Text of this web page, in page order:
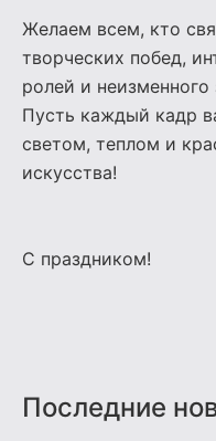
Желаем всем, кто
творческих побед,
ролей и неизменного
Пусть каждый кадр
светом, теплом и
искусства!
С праздником!
Последние